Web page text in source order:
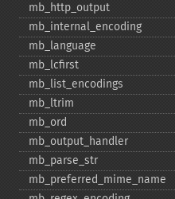
mb_​http_​output
mb_​internal_​encoding
mb_​language
mb_​lcfirst
mb_​list_​encodings
mb_​ltrim
mb_​ord
mb_​output_​handler
mb_​parse_​str
mb_​preferred_​mime_​name